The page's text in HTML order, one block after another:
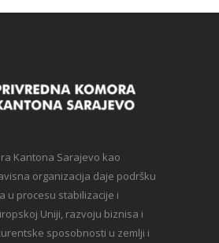
Kantona Sarajevo kao
organizacija daje podršku
u procesu stabilizacije i
Uniji, razvoju biznisa i
sposobnosti u zemlji i